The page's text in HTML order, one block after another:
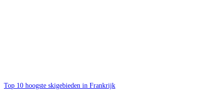
Top 10 hoogste skigebieden in Frankrijk